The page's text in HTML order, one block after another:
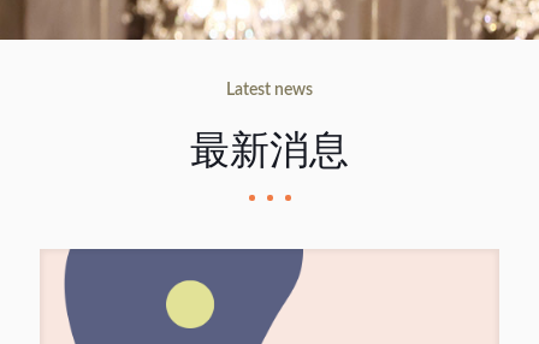
Latest news
最新消息